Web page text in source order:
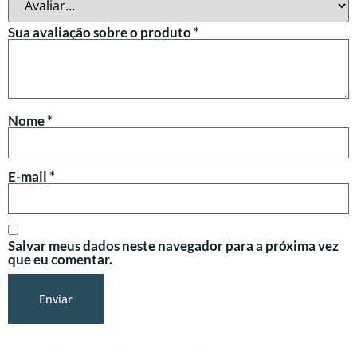
Sua avaliação sobre o produto*
Nome*
E-mail*
Salvar meus dados neste navegador para a próxima vez
que eu comentar.